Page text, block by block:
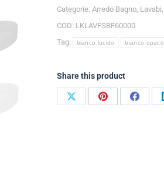
Categorie: Arredo Bagno, Lavabi,
COD: LKLAVFSBF60000
Tag:
bianco lucido bianco opaco
Share this product